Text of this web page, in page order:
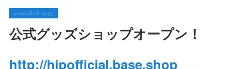
2022.08.08 04:55
公式グッズショップオープン！
http://hipofficial.base.shop